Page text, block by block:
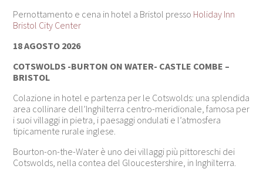
Pernottamento e cena in hotel a Bristol presso Holiday Inn
Bristol City Center
18 AGOSTO 2026
COTSWOLDS -BURTON ON WATER- CASTLE COMBE –
BRISTOL
Colazione in hotel e partenza per le Cotswolds: una splendida
area collinare dell’Inghilterra centro-meridionale, famosa per
i suoi villaggi in pietra, i paesaggi ondulati e l’atmosfera
tipicamente rurale inglese.
Bourton-on-the-Water è uno dei villaggi più pittoreschi dei
Cotswolds , nella contea del Gloucestershire , in Inghilterra